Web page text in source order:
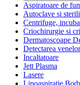
Aspiratoare de
Autoclave si
Centrifuge,
Criochirurgie si
Dermatoscoape
Detectarea
Incaltatoare
Jett Plasma
Lasere
Lipoaspiratie